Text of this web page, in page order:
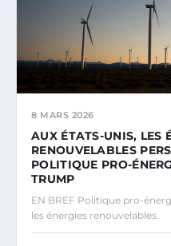
8 MARS 2026
AUX ÉTATS-UNIS, LES
RENOUVELABLES
POLITIQUE PRO-
TRUMP
EN BREF Politique pro-
les énergies renouvelables.